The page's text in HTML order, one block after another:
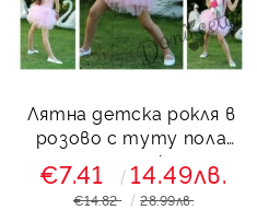
Лятна детска рокля в
розово с туту пола
тип пачка
€7.41 14.49лв.
€14.82 28.99лв.